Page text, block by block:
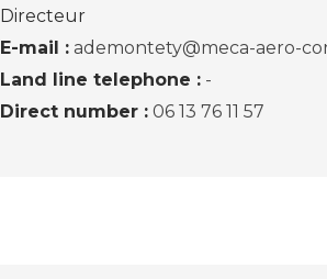
Directeur
E-mail : ademontety@meca-aero-
Land line telephone : -
Direct number : 06 13 76 11 57